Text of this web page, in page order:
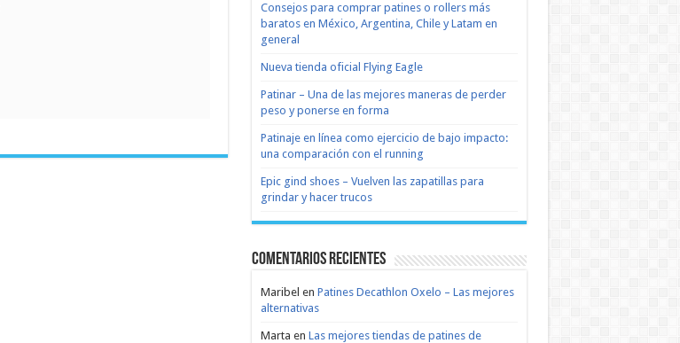
Consejos para comprar patines o rollers más
baratos en México, Argentina, Chile y Latam en
general
Nueva tienda oficial Flying Eagle
Patinar – Una de las mejores maneras de perder
peso y ponerse en forma
Patinaje en línea como ejercicio de bajo impacto:
una comparación con el running
Epic gind shoes – Vuelven las zapatillas para
grindar y hacer trucos
Comentarios recientes
Maribel en Patines Decathlon Oxelo – Las mejores
alternativas
Marta en Las mejores tiendas de patines de